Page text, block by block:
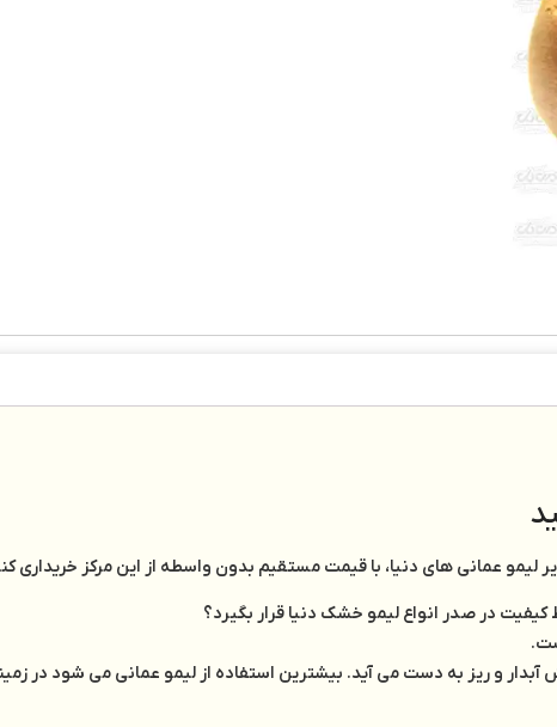
عمانی های دنیا، با قیمت مستقیم بدون واسطه از این مرکز خریداری
در صدر انواع لیمو خشک دنیا قرار بگیرد؟
و ریز به دست می آید. بیشترین استفاده از لیمو عمانی می شود در